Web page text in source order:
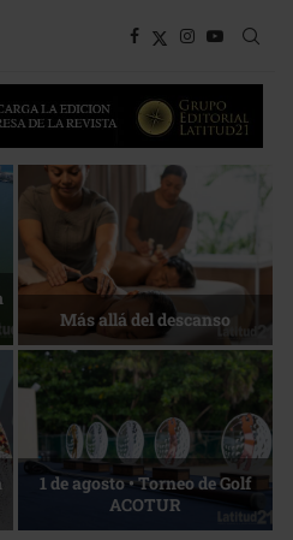
Energía que Impulsa la
competitividad
La esencia del servicio